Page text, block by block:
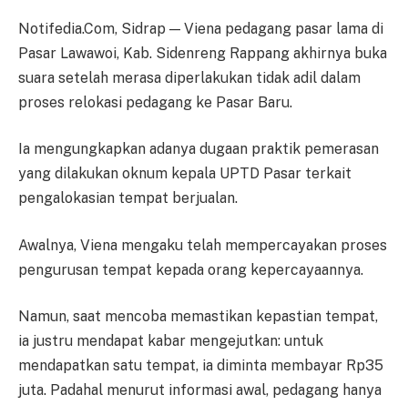
Notifedia.Com, Sidrap — Viena pedagang pasar lama di
Pasar Lawawoi, Kab. Sidenreng Rappang akhirnya buka
suara setelah merasa diperlakukan tidak adil dalam
proses relokasi pedagang ke Pasar Baru.
Ia mengungkapkan adanya dugaan praktik pemerasan
yang dilakukan oknum kepala UPTD Pasar terkait
pengalokasian tempat berjualan.
Awalnya, Viena mengaku telah mempercayakan proses
pengurusan tempat kepada orang kepercayaannya.
Namun, saat mencoba memastikan kepastian tempat,
ia justru mendapat kabar mengejutkan: untuk
mendapatkan satu tempat, ia diminta membayar Rp35
juta. Padahal menurut informasi awal, pedagang hanya